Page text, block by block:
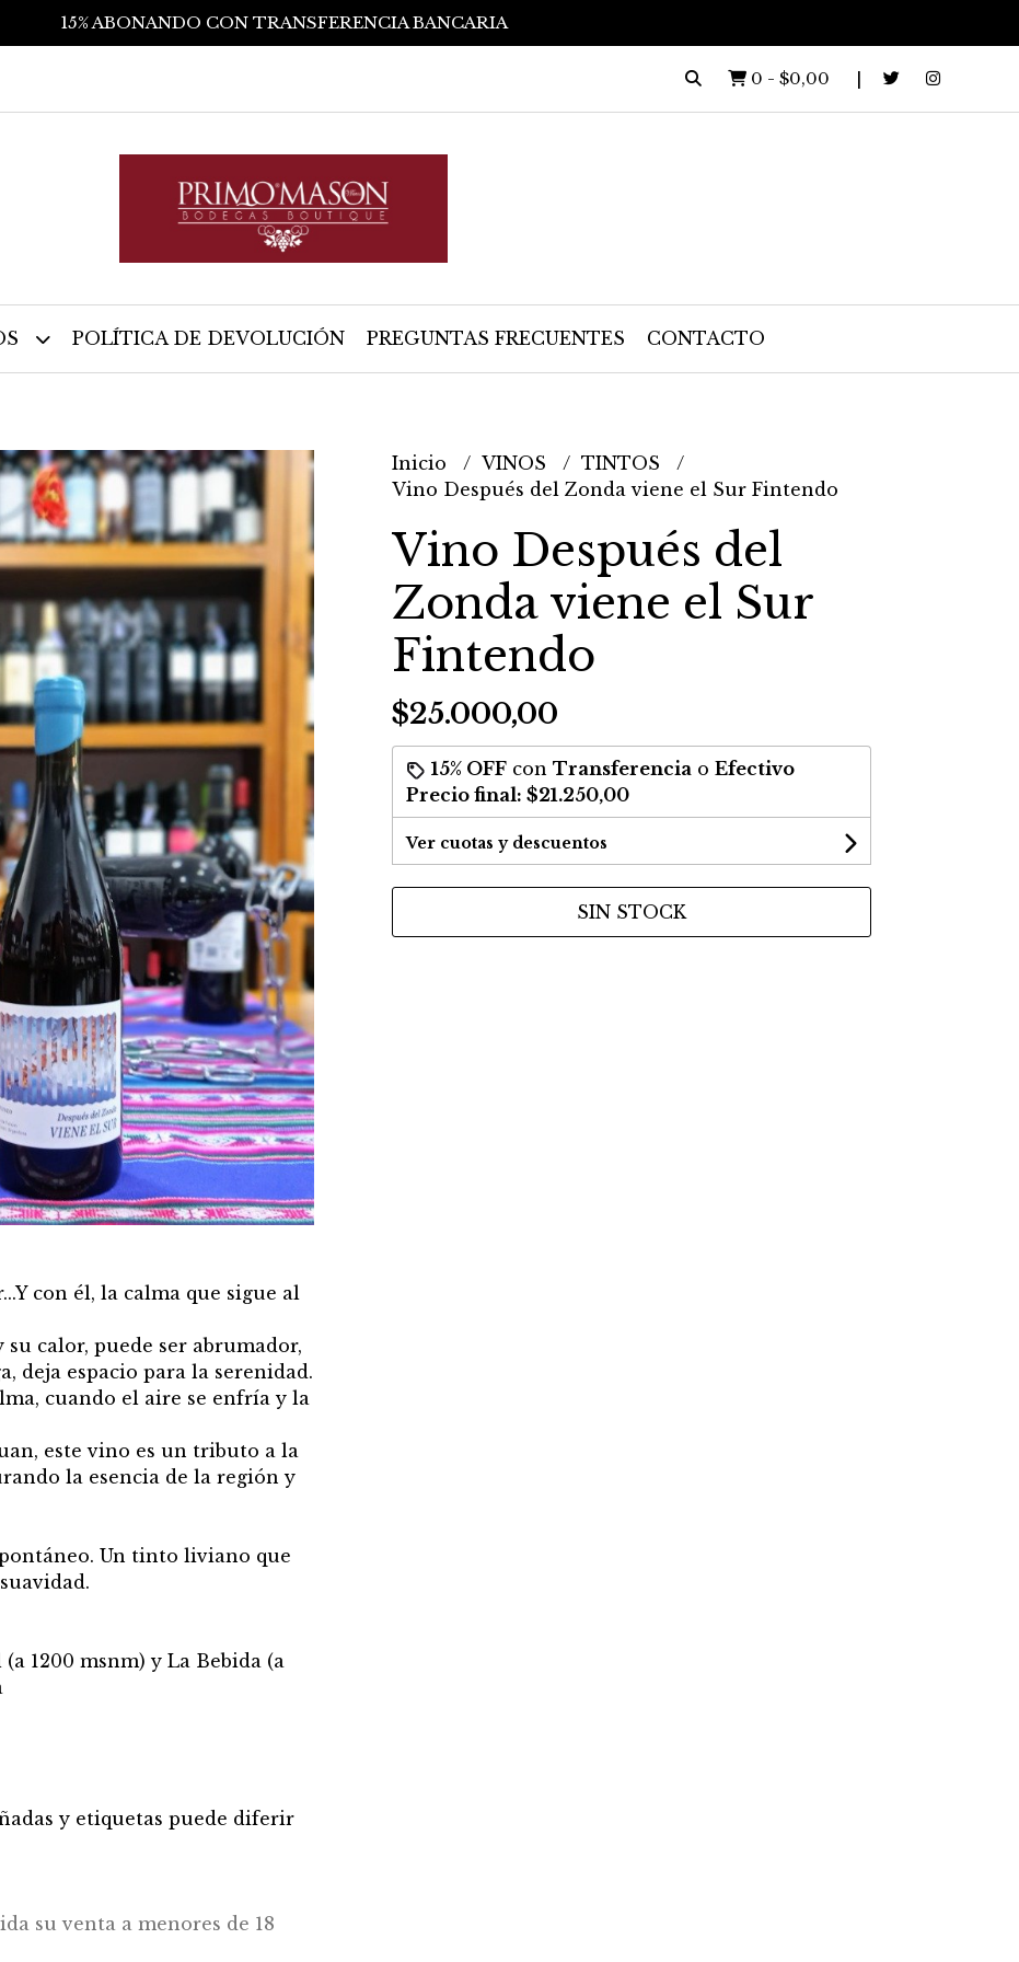
15% ABONANDO CON TRANSFERENCIA BANCARIA
0 - $0,00
POLÍTICA DE DEVOLUCIÓN PREGUNTAS FRECUENTES CONTACTO
con él, la calma que sigue al
calor, puede ser abrumador,
deja espacio para la serenidad.
cuando el aire se enfría y la
este vino es un tributo a la
la esencia de la región y
Un tinto liviano que
1200 msnm) y La Bebida (a
y etiquetas puede diferir
su venta a menores de 18
Inicio VINOS
TINTOS
Vino Después del Zonda viene el Sur Fintendo
Vino Después del
Zonda viene el Sur
Fintendo
$25.000,00
15% OFFcon Transferenciao Efectivo
Precio final: $21.250,00
Ver cuotas y descuentos
SIN STOCK